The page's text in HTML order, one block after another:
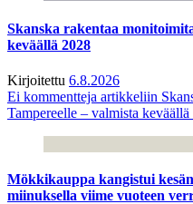
Skanska rakentaa
keväällä 2028
Kirjoitettu 6.8.2026
Ei kommentteja artikkeliin
Tampereelle – valmista keväällä
Mökkikauppa kangistui
miinuksella viime vuoteen